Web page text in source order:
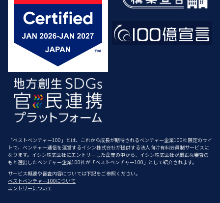
「ベストベンチャー100」とは、これから成長が期待されるベンチャー企業100社限定のサイ
トで、ベンチャー通信を運営するイシン株式会社が提供する法人向け有料会員制サービスに
なります。イシン株式会社にエントリーした企業の中から、イシン株式会社が厳正な審査の
もと選出したベンチャー企業100社が「ベストベンチャー100」として紹介されます。
サービス概要や審査内容については下記をご参照ください。
ベストベンチャー100について
エントリーについて